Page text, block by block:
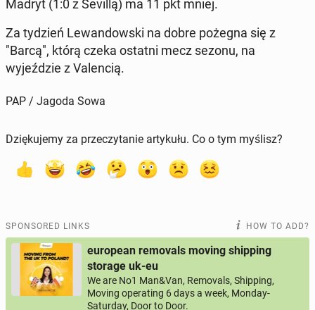
Madryt (1:0 z Sevillą) ma 11 pkt mniej.
Za tydzień Lewandows­ki na dobre pożegna się z
"Barcą", którą czeka ostatni mecz sezonu, na
wyjeździe z Va­len­cią.
PAP / Jagoda Sowa
Dziękujemy za przeczytanie artykułu. Co o tym myślisz?
SPONSORED LINKS HOW TO ADD?
european removals moving shipping
storage uk-eu
We are No1 Man&Van, Removals, Shipping,
Moving operating 6 days a week, Monday-
Saturday, Door to Door.